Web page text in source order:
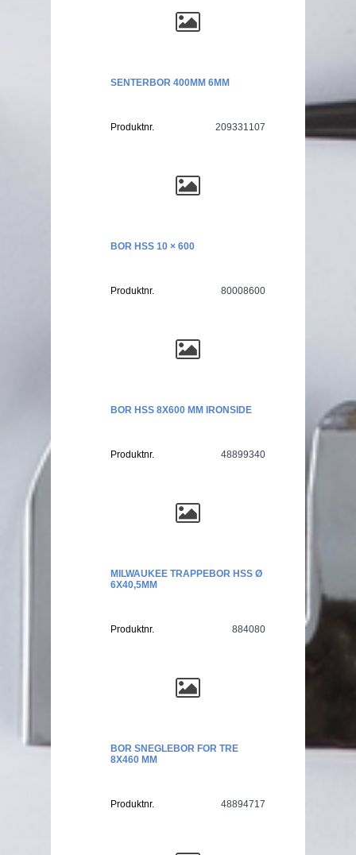
SENTERBOR 400MM 6MM
Produktnr. 209331107
BOR HSS 10 × 600
Produktnr. 80008600
BOR HSS 8X600 MM IRONSIDE
Produktnr. 48899340
MILWAUKEE TRAPPEBOR HSS Ø
6X40,5MM
Produktnr. 884080
BOR SNEGLEBOR FOR TRE
8X460 MM
Produktnr. 48894717